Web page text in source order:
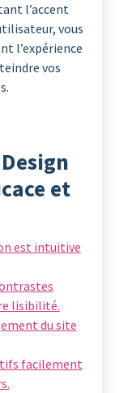
l’accent
vous
l’expérience
vos
et
est intuitive
lisibilité.
du site
facilement